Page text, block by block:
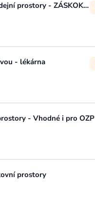
ÚKLIDOVÝ PRACOVNÍK/CE, Mstětice - prodejní prostory - ZÁSKOK V DOBĚ DOVOLENÝCH
- lékárna
- Vhodné i pro OZP
prostory